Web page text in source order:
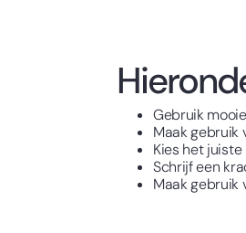
Gebruik
Maak gebruik
Kies het
Schrijf een
Maak gebruik